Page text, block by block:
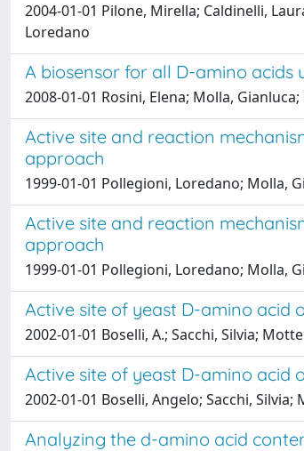
2004-01-01 Pilone, Mirella; Caldinelli,
Loredano
A biosensor for all D-amino acids
2008-01-01 Rosini, Elena; Molla,
Active site and reaction
approach
1999-01-01 Pollegioni, Loredano; Molla,
Active site and reaction
approach
1999-01-01 Pollegioni, Loredano; Molla,
Active site of yeast D-amino acid
2002-01-01 Boselli, A.; Sacchi, Silvia;
Active site of yeast D-amino acid
2002-01-01 Boselli, Angelo; Sacchi,
Analyzing the d-amino acid